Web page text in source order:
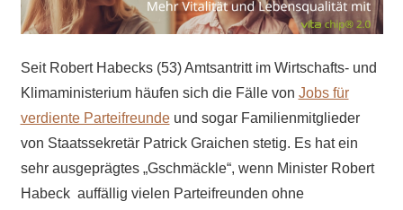
Seit Robert Habecks (53) Amtsantritt im Wirtschafts- und
Klimaministerium häufen sich die Fälle von Jobs für
verdiente Parteifreundeund sogar Familienmitglieder
von Staatssekretär Patrick Graichen stetig. Es hat ein
sehr ausgeprägtes „Gschmäckle“, wenn Minister Robert
Habeck auffällig vielen Parteifreunden ohne